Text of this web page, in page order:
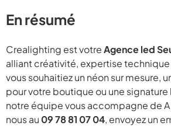
En résumé
Crealighting est votreAgence led
alliant créativité, expertise
vous souhaitiez un néon sur mesure,
pour votre boutique ou une
notre équipe vous accompagne de
nous au 09 78 81 07 04, envoyez un